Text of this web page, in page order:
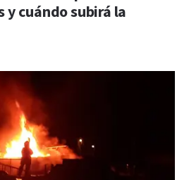
y cuándo subirá la